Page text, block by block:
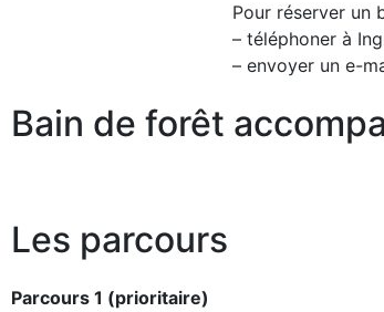
Pour réserver un
– téléphoner à
– envoyer un e-
Bain de forêt
Les parcours
Parcours 1 (prioritaire)